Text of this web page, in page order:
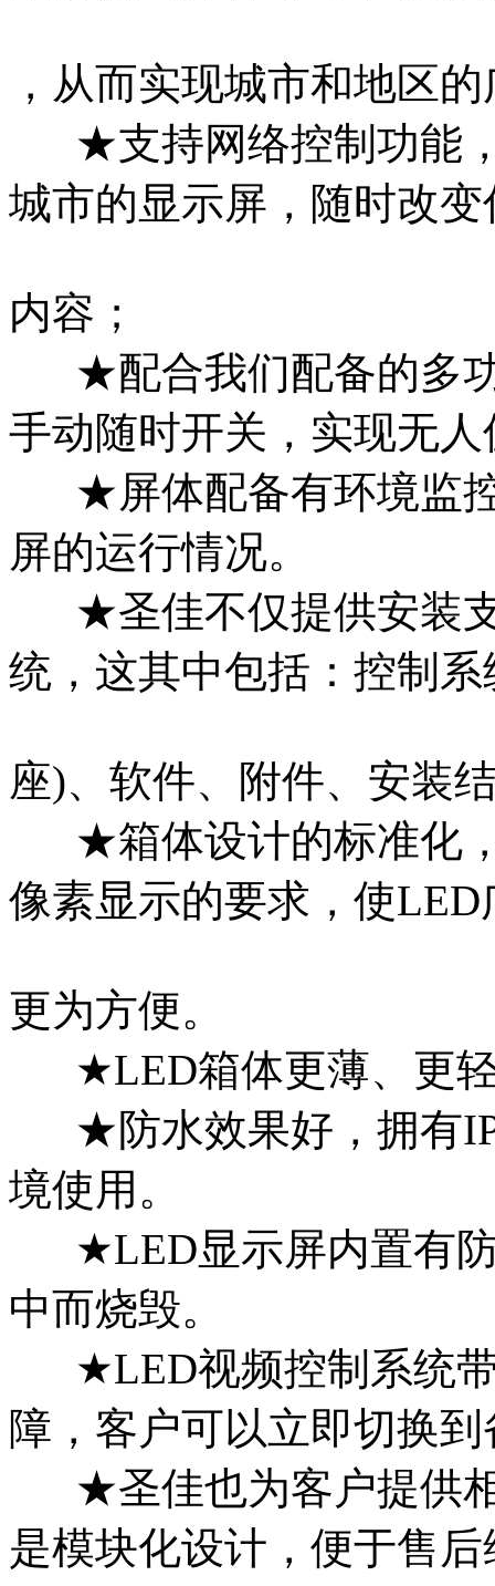
，从而实现城市和地区
★支持网络控制功能，
城市的显示屏，随时改
内容；
★配合我们配备的多功
手动随时开关，实现无
★屏体配备有环境监控
屏的运行情况。
★圣佳不仅提供安装支
统，这其中包括：控制
座)、软件、附件、安装
★箱体设计的标准化，
像素显示的要求，使LED
更为方便。
★LED箱体更薄、更轻
★防水效果好，拥有
境使用。
★LED显示屏内置有防
中而烧毁。
★LED视频控制系统带
障，客户可以立即切换
★圣佳也为客户提供相
是模块化设计，便于售后